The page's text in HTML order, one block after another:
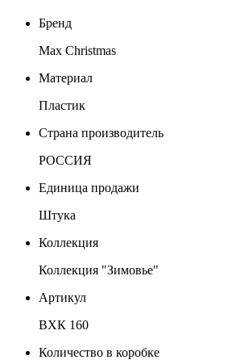
Бренд
Max Christmas
Материал
Пластик
Страна производитель
РОССИЯ
Единица продажи
Штука
Коллекция
Коллекция "Зимовье"
Артикул
ВХК 160
Количество в коробке